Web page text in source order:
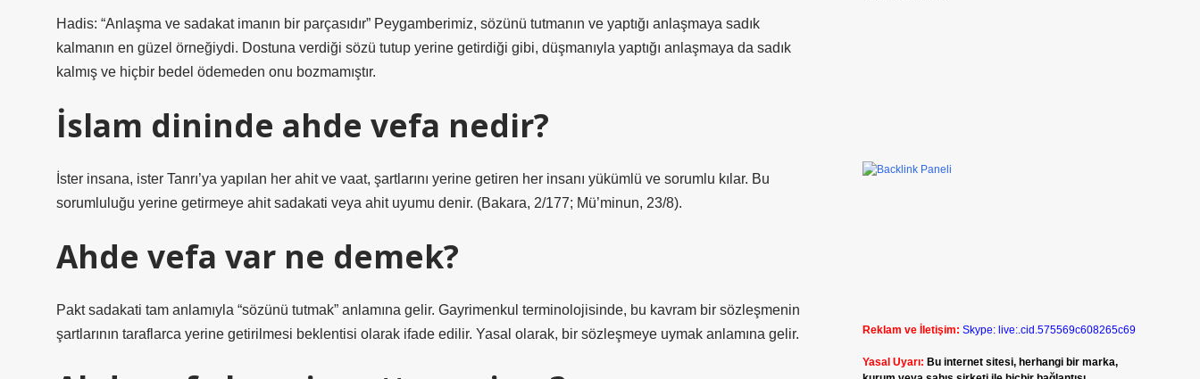
Hadis: “Anlaşma ve sadakat imanın bir parçasıdır” Peygamberimiz, sözünü tutmanın ve yaptığı anlaşmaya sadık
kalmanın en güzel örneğiydi. Dostuna verdiği sözü tutup yerine getirdiği gibi, düşmanıyla yaptığı anlaşmaya da sadık
kalmış ve hiçbir bedel ödemeden onu bozmamıştır.
İslam dininde ahde vefa nedir?
İster insana, ister Tanrı’ya yapılan her ahit ve vaat, şartlarını yerine getiren her insanı yükümlü ve sorumlu kılar. Bu
sorumluluğu yerine getirmeye ahit sadakati veya ahit uyumu denir. (Bakara, 2/177; Mü’minun, 23/8).
Ahde vefa var ne demek?
Pakt sadakati tam anlamıyla “sözünü tutmak” anlamına gelir. Gayrimenkul terminolojisinde, bu kavram bir sözleşmenin
şartlarının taraflarca yerine getirilmesi beklentisi olarak ifade edilir. Yasal olarak, bir sözleşmeye uymak anlamına gelir.
Reklam ve İletişim: Skype: live:.cid.575569c608265c69
Yasal Uyarı: Bu internet sitesi, herhangi bir marka,